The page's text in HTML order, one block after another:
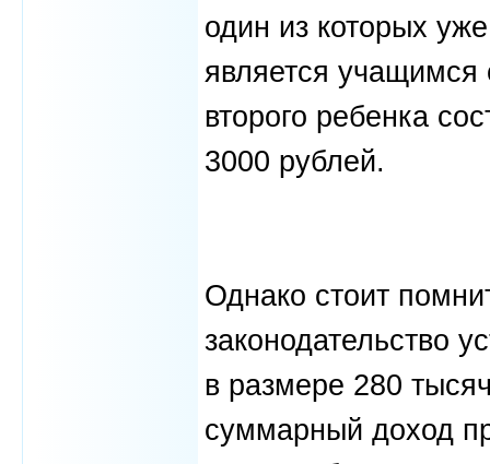
один из которых
является
второго ребенка
3000 рублей.
Однако стоит
законодательство
в размере 280
суммарный доход